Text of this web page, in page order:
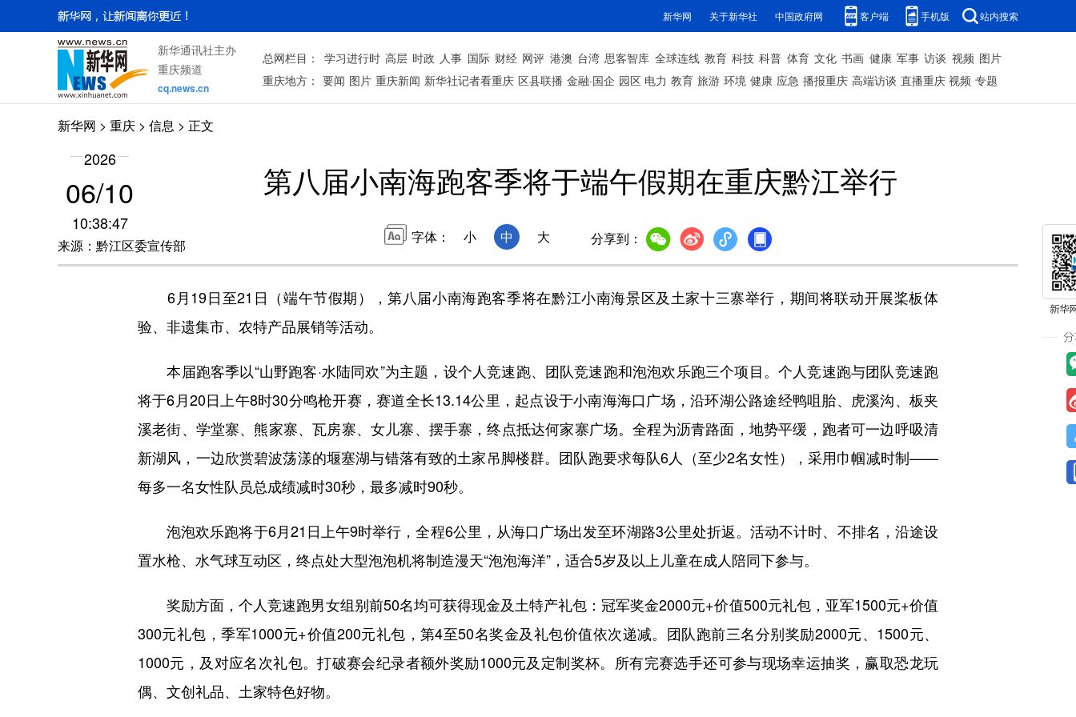
新华网 关于新华社 中国政府网 客户端 手机版 站内搜索
新华通讯社主办
重庆频道
cq.news.cn
总网栏目： 学习进行时 高层 时政 人事 国际 财经 网评 港澳 台湾 思客智库 全球连线 教育 科技 科普 体育 文化 书画 健康 军事 访谈 视频 图片
重庆地方： 要闻 图片 重庆新闻 新华社记者看重庆 区县联播 金融·国企 园区 电力 教育 旅游 环境 健康 应急 播报重庆 高端访谈 直播重庆 视频 专题
新华网 > 重庆 > 信息 > 正文
2026
06/10
10:38:47
来源：黔江区委宣传部
第八届小南海跑客季将于端午假期在重庆黔江举行
字体： 小 中 大 分享到：
6月19日至21日（端午节假期），第八届小南海跑客季将在黔江小南海景区及土家十三寨举行，期间将联动开展桨板体
验、非遗集市、农特产品展销等活动。
本届跑客季以“山野跑客·水陆同欢”为主题，设个人竞速跑、团队竞速跑和泡泡欢乐跑三个项目。个人竞速跑与团队竞速跑
将于6月20日上午8时30分鸣枪开赛，赛道全长13.14公里，起点设于小南海海口广场，沿环湖公路途经鸭咀胎、虎溪沟、板夹
溪老街、学堂寨、熊家寨、瓦房寨、女儿寨、摆手寨，终点抵达何家寨广场。全程为沥青路面，地势平缓，跑者可一边呼吸清
新湖风，一边欣赏碧波荡漾的堰塞湖与错落有致的土家吊脚楼群。团队跑要求每队6人（至少2名女性），采用巾帼减时制——
每多一名女性队员总成绩减时30秒，最多减时90秒。
泡泡欢乐跑将于6月21日上午9时举行，全程6公里，从海口广场出发至环湖路3公里处折返。活动不计时、不排名，沿途设
置水枪、水气球互动区，终点处大型泡泡机将制造漫天“泡泡海洋”，适合5岁及以上儿童在成人陪同下参与。
奖励方面，个人竞速跑男女组别前50名均可获得现金及土特产礼包：冠军奖金2000元+价值500元礼包，亚军1500元+价值
300元礼包，季军1000元+价值200元礼包，第4至50名奖金及礼包价值依次递减。团队跑前三名分别奖励2000元、1500元、
1000元，及对应名次礼包。打破赛会纪录者额外奖励1000元及定制奖杯。所有完赛选手还可参与现场幸运抽奖，赢取恐龙玩
偶、文创礼品、土家特色好物。